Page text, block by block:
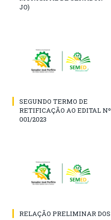
JO)
SEGUNDO TERMO DE
RETIFICAÇÃO AO EDITAL Nº
001/2023
RELAÇÃO PRELIMINAR DOS